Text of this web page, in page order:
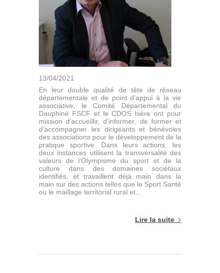
13/04/2021
En leur double qualité de tête de réseau
départementale et de point d’appui à la vie
associative, le Comité Départemental du
Dauphiné FSCF et le CDOS Isère ont pour
mission d’accueillir, d’informer, de former et
d’accompagner les dirigeants et bénévoles
des associations pour le développement de la
pratique sportive. Dans leurs actions, les
deux instances utilisent la transversalité des
valeurs de l’Olympisme du sport et de la
culture dans des domaines sociétaux
identifiés, et travaillent déjà main dans la
main sur des actions telles que le Sport Santé
ou le maillage territorial rural et...
Lire la suite